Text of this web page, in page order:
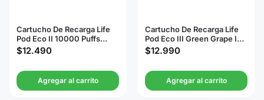
Cartucho De Recarga Life
Pod Eco II 10000 Puffs
Tobacco Virginia
$12.490
Agregar al carrito
Cartucho De Recarga Life
Pod Eco III Green Grape Ice
20000 Puffs
$12.990
Agregar al carrito